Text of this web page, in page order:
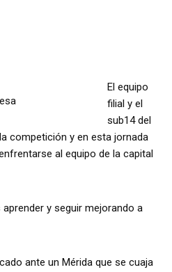
El equipo
filial y el
sub14 del
competición y en esta jornada
al equipo de la capital
y seguir mejorando a
ante un Mérida que se cuaja